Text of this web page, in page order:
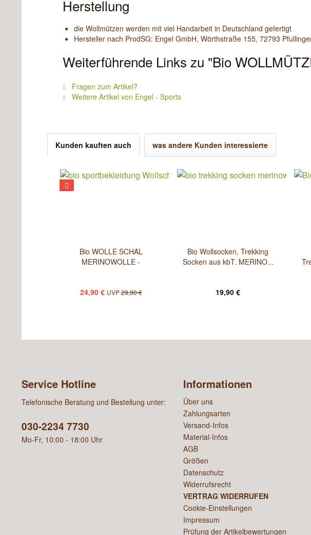
Herstellung
die Wollmützen werden mit viel Handarbeit in Deutschland gefertigt
Hersteller nach ProdSG: Engel GmbH, Wörthstraße 155, 72793
Weiterführende Links zu "Bio
Fragen zum Artikel?
Weitere Artikel von Engel - Sports
Kunden kauften auch was andere Kunden interessierte
Bio WOLLE SCHAL
MERINOWOLLE -
24,90 € UVP29,90 €
Bio Wollsocken, Trekking
Socken aus kbT. MERINO...
19,90 €
Service Hotline
Telefonische Beratung und Bestellung unter:
030-2234 7730
Mo-Fr, 10:00 - 18:00 Uhr
Informationen
Über uns
Zahlungsarten
Versand-Infos
Material-Infos
AGB
Größen
Datenschutz
Widerrufsrecht
VERTRAG WIDERRUFEN
Cookie-Einstellungen
Impressum
Prüfung der Artikelbewertungen